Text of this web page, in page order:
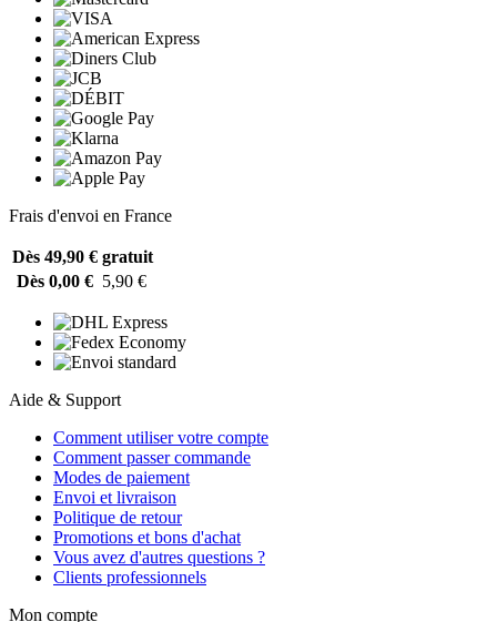
Frais d'envoi en France
Dès 49,90 € gratuit
Dès 0,00 € 5,90 €
Aide & Support
Comment utiliser votre compte
Comment passer commande
Modes de paiement
Envoi et livraison
Politique de retour
Promotions et bons d'achat
Vous avez d'autres questions ?
Clients professionnels
Mon compte